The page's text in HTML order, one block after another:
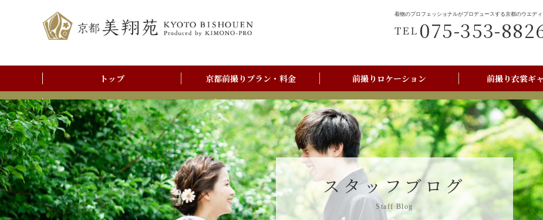
着物のプロフェッショナルがプロデュースする京都のウエデ
TEL 075-353-
トップ 京都前撮りプラン・料金 前撮りロケーション 前撮り衣裳ギ
前撮りアルバム 前撮りご利用の流れ 京都美翔苑店舗情報
スタッフブログ
Staff Blog